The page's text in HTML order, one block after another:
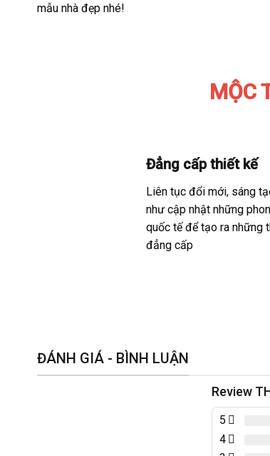
mẫu nhà đẹp nhé!
MỘC
Đẳng cấp thiết kế
Liên tục đổi mới, sáng
như cập nhật những
quốc tế để tạo ra những
đẳng cấp
ĐÁNH GIÁ - BÌNH LUẬN
Review
5
4